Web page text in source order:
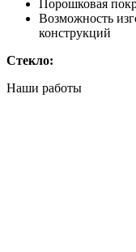
Порошковая
Возможность
конструкций
Стекло:
Наши работы